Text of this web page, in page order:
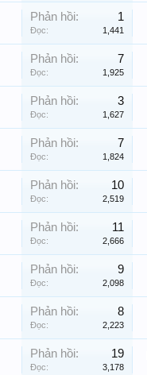
Phản hồi: 1
Đọc: 1,441
Phản hồi: 7
Đọc: 1,925
Phản hồi: 3
Đọc: 1,627
Phản hồi: 7
Đọc: 1,824
Phản hồi: 10
Đọc: 2,519
Phản hồi: 11
Đọc: 2,666
Phản hồi: 9
Đọc: 2,098
Phản hồi: 8
Đọc: 2,223
Phản hồi: 19
Đọc: 3,178